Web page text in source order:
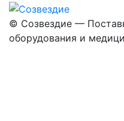
© Созвездие —
оборудования и